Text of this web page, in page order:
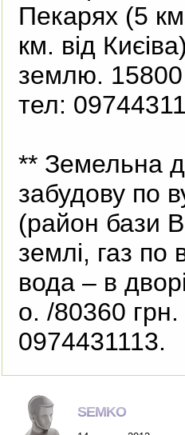
Пекарях (5
км. від
землю. 15800
тел:
** Земельна
забудову по
(район бази
землі, газ по
вода – в
о. /80360
0974431113.
SEMKO